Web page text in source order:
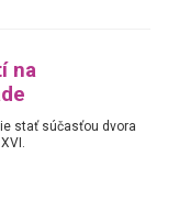
na
stať súčasťou dvora